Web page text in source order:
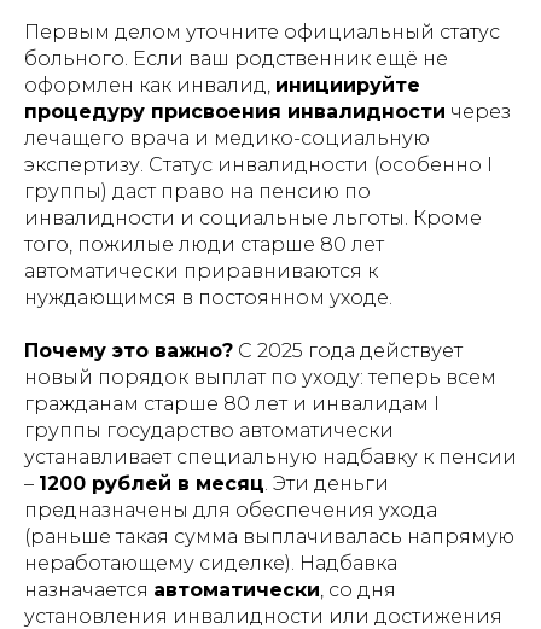
Первым делом уточните официальный статус
больного. Если ваш родственник ещё не
оформлен как инвалид, инициируйте
процедуру присвоения инвалидности через
лечащего врача и медико-социальную
экспертизу. Статус инвалидности (особенно I
группы) даст право на пенсию по
инвалидности и социальные льготы. Кроме
того, пожилые люди старше 80 лет
автоматически приравниваются к
нуждающимся в постоянном уходе.
Почему это важно? С 2025 года действует
новый порядок выплат по уходу: теперь всем
гражданам старше 80 лет и инвалидам I
группы государство автоматически
устанавливает специальную надбавку к пенсии
– 1200 рублей в месяц​. Эти деньги
предназначены для обеспечения ухода
(раньше такая сумма выплачивалась напрямую
неработающему сиделке). Надбавка
назначается автоматически, со дня
установления инвалидности или достижения